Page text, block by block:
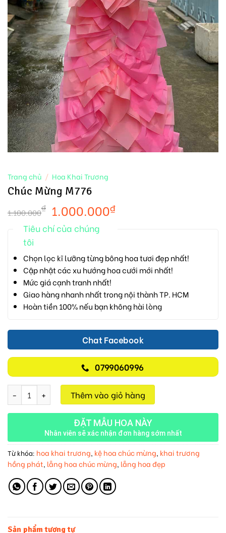
Trang chủ / Hoa Khai Trương
Chúc Mừng M776
1.100.000₫ 1.000.000₫
Tiêu chí của chúng
tôi
Chọn lọc kĩ lưỡng từng bông hoa tươi đẹp nhất!
Cập nhật các xu hướng hoa cưới mới nhất!
Mức giá cạnh tranh nhất!
Giao hàng nhanh nhất trong nội thành TP. HCM
Hoàn tiền 100% nếu bạn không hài lòng
Chat Facebook
0799060996
Chúc Mừng M776 số lượngThêm vào giỏ hàng
ĐẶT MẪU HOA NÀY
Nhân viên sẽ xác nhận đơn hàng sớm nhất
Từ khóa: hoa khai trương, kệ hoa chúc mừng, khai trương
hồng phát, lẵng hoa chúc mừng, lẵng hoa đẹp
Sản phẩm tương tự